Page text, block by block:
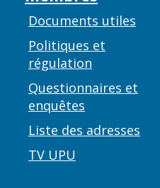
Documents utiles
Politiques et
régulation
Questionnaires et
enquêtes
Liste des adresses
TV UPU